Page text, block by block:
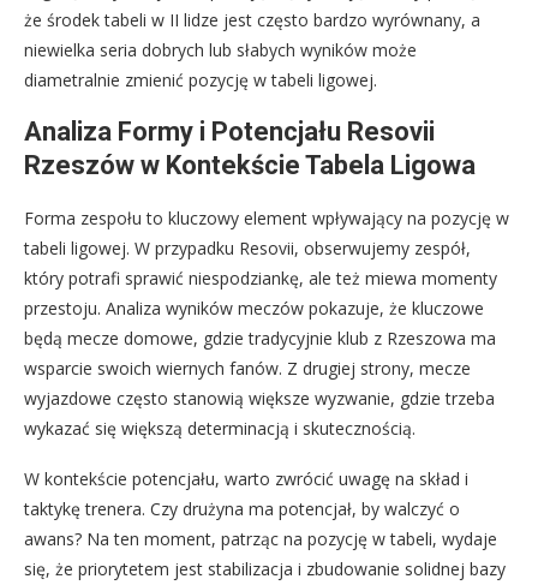
że środek tabeli w II lidze jest często bardzo wyrównany, a
niewielka seria dobrych lub słabych wyników może
diametralnie zmienić pozycję w tabeli ligowej.
Analiza Formy i Potencjału Resovii
Rzeszów w Kontekście Tabela Ligowa
Forma zespołu to kluczowy element wpływający na pozycję w
tabeli ligowej. W przypadku Resovii, obserwujemy zespół,
który potrafi sprawić niespodziankę, ale też miewa momenty
przestoju. Analiza wyników meczów pokazuje, że kluczowe
będą mecze domowe, gdzie tradycyjnie klub z Rzeszowa ma
wsparcie swoich wiernych fanów. Z drugiej strony, mecze
wyjazdowe często stanowią większe wyzwanie, gdzie trzeba
wykazać się większą determinacją i skutecznością.
W kontekście potencjału, warto zwrócić uwagę na skład i
taktykę trenera. Czy drużyna ma potencjał, by walczyć o
awans? Na ten moment, patrząc na pozycję w tabeli, wydaje
się, że priorytetem jest stabilizacja i zbudowanie solidnej bazy